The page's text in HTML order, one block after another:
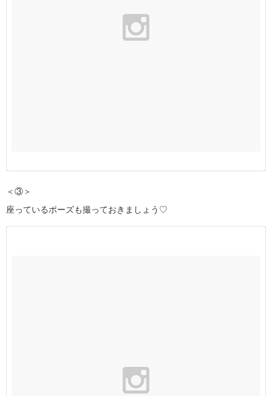
＜③＞
座っているポーズも撮っておきましょう♡